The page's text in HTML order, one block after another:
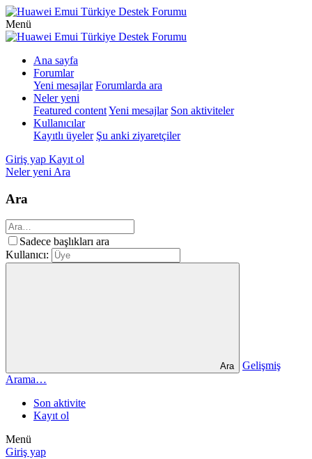
Menü
Ana sayfa
Forumlar
Yeni mesajlar Forumlarda ara
Neler yeni
Featured contentYeni mesajlar Son aktiviteler
Kullanıcılar
Kayıtlı üyeler Şu anki ziyaretçiler
Giriş yap Kayıt ol
Neler yeni Ara
Ara
Sadece başlıkları ara
Kullanıcı:
Ara
Gelişmiş
Arama…
Son aktivite
Kayıt ol
Menü
Giriş yap